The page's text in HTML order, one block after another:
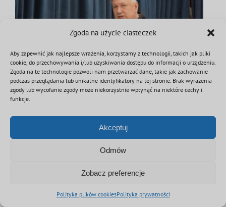
Zgoda na użycie ciasteczek
Aby zapewnić jak najlepsze wrażenia, korzystamy z technologii, takich jak pliki
cookie, do przechowywania i/lub uzyskiwania dostępu do informacji o urządzeniu.
Zgoda na te technologie pozwoli nam przetwarzać dane, takie jak zachowanie
podczas przeglądania lub unikalne identyfikatory na tej stronie. Brak wyrażenia
zgody lub wycofanie zgody może niekorzystnie wpłynąć na niektóre cechy i
funkcje.
Akceptuj
Odmów
Zobacz preferencje
Polityka plików cookiesPolityka prywatności